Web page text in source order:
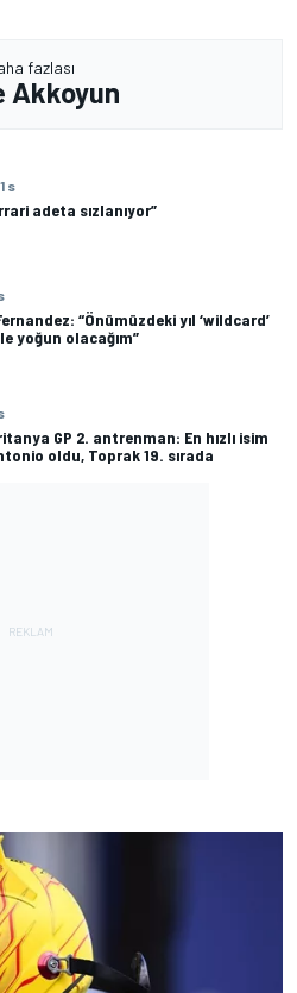
fazlası
Akkoyun
1 s
adeta sızlanıyor”
“Önümüzdeki yıl ‘wildcard’
yoğun olacağım”
GP 2. antrenman: En hızlı isim
oldu, Toprak 19. sırada